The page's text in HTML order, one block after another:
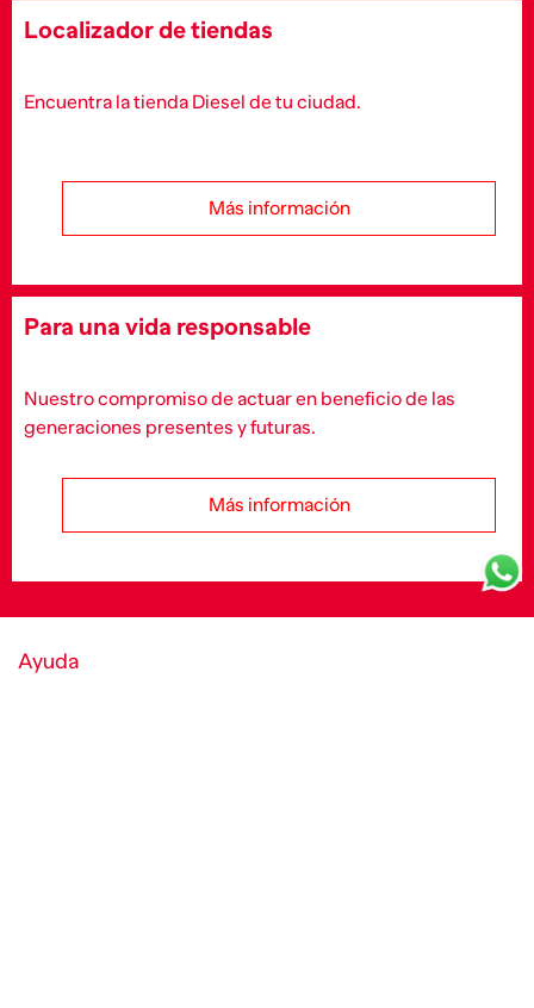
Localizador de tiendas
Encuentra la tienda Diesel de tu ciudad.
Más información
Para una vida responsable
Nuestro compromiso de actuar en beneficio de las
generaciones presentes y futuras.
Más información
Ayuda